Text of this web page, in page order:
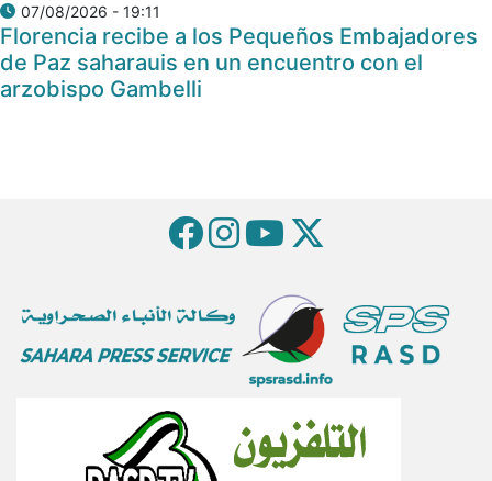
07/08/2026 - 19:11
Florencia recibe a los Pequeños Embajadores
de Paz saharauis en un encuentro con el
arzobispo Gambelli